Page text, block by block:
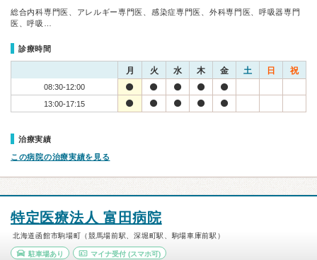
総合内科専門医、アレルギー専門医、感染症専門医、外科専門医、呼吸器専門
医、呼吸…
診療時間
月 火 水 木 金 土 日 祝
08:30-12:00
13:00-17:15
治療実績
この病院の治療実績を見る
特定医療法人 富田病院
北海道函館市駒場町（競馬場前駅、深堀町駅、駒場車庫前駅）
駐車場あり マイナ受付(スマホ可)